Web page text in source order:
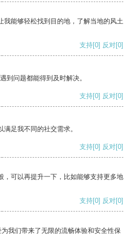
我能够轻松找到目的地，了解当地的风土
支持[0] 反对[0]
到问题都能得到及时解决。
支持[0] 反对[0]
足我不同的社交需求。
支持[0] 反对[0]
，可以再提升一下，比如能够支持更多地
支持[0] 反对[0]
我们带来了无限的流畅体验和安全性保